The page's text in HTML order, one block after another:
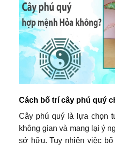
Cách bố trí cây phú quý
Cây phú quý là lựa chọn
không gian và mang lại ý
sở hữu. Tuy nhiên việc